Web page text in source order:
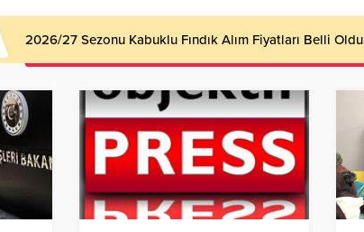
2026/27 Sezonu Kabuklu Fındık Alım Fiyatları Belli